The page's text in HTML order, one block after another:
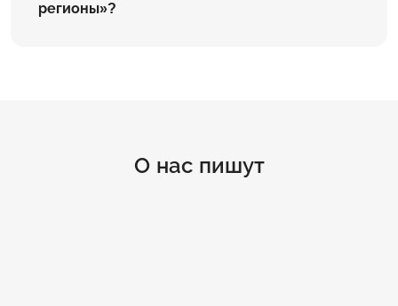
регионы»?
О нас пишут